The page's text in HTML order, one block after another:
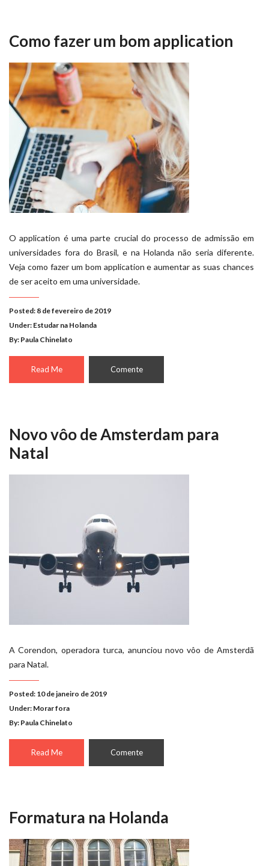
Como fazer um bom application
O application é uma parte crucial do processo de admissão em
universidades fora do Brasil, e na Holanda não seria diferente.
Veja como fazer um bom application e aumentar as suas chances
de ser aceito em uma universidade.
Posted: 8 de fevereiro de 2019
Under: Estudar na Holanda
By: Paula Chinelato
Read Me Comente
Novo vôo de Amsterdam para
Natal
A Corendon, operadora turca, anunciou novo vôo de Amsterdã
para Natal.
Posted: 10 de janeiro de 2019
Under: Morar fora
By: Paula Chinelato
Read Me Comente
Formatura na Holanda